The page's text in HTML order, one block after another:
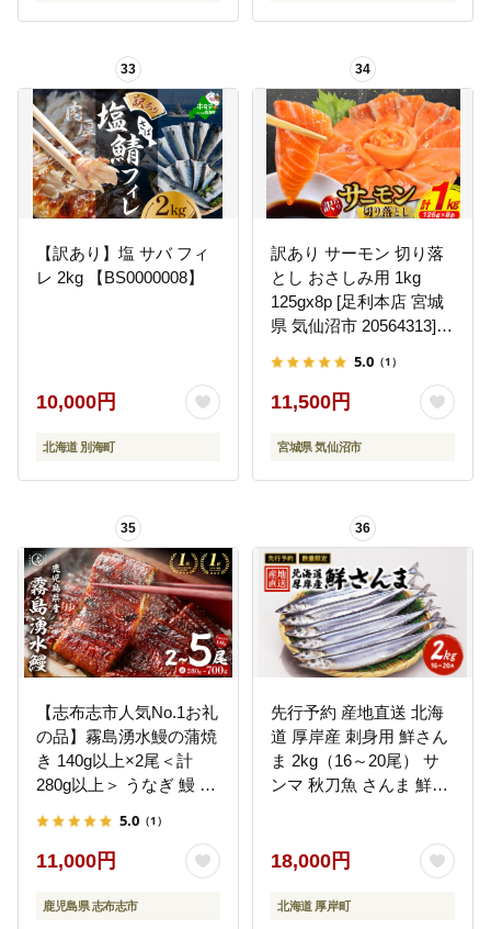
33
【訳あり】塩 サバ フィ
レ 2kg 【BS0000008】
10,000円
北海道 別海町
34
訳あり サーモン 切り落
とし おさしみ用 1kg
125gx8p [足利本店 宮城
県 気仙沼市 20564313]
銀鮭 海鮮 魚介
5.0 （1）
11,500円
宮城県 気仙沼市
35
【志布志市人気No.1お礼
の品】霧島湧水鰻の蒲焼
き 140g以上×2尾＜計
280g以上＞ うなぎ 鰻 ウ
焼き かばやき 冷凍 うな
重 ひつまぶし タレ 山椒
ランキング 人気 a1-157-
yy
5.0 （1）
11,000円
鹿児島県 志布志市
36
先行予約 産地直送 北海
道 厚岸産 刺身用 鮮さん
ま 2kg（16～20尾） サ
ンマ 秋刀魚 さんま 鮮魚
18,000円
北海道 厚岸町